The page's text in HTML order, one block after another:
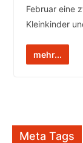
Februar eine
Kleinkinder
mehr...
Meta Tags